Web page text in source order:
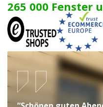
265 000 Fenster